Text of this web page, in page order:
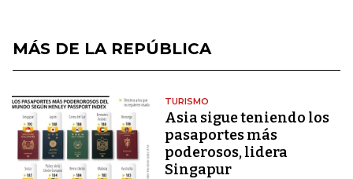
MÁS DE LA REPÚBLICA
TURISMO
Asia sigue teniendo los
pasaportes más
poderosos, lidera
Singapur